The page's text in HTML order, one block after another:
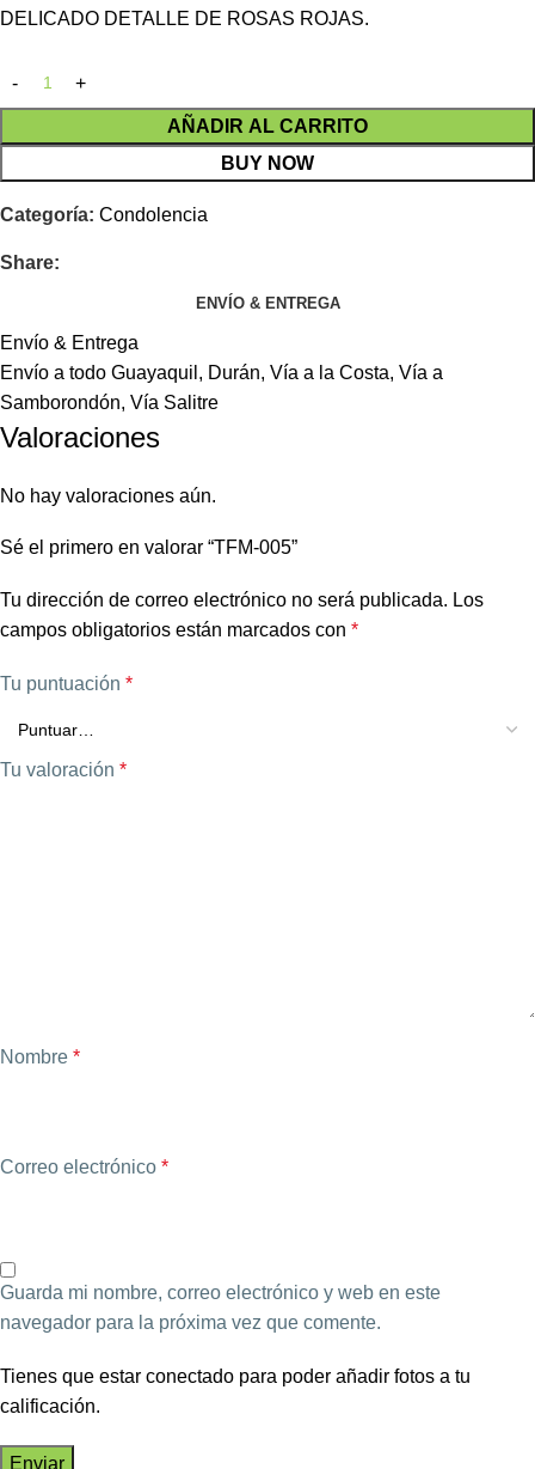
DELICADO DETALLE DE ROSAS ROJAS.
AÑADIR AL CARRITO
BUY NOW
Categoría: Condolencia
Share:
ENVÍO & ENTREGA
Envío & Entrega
Envío a todo Guayaquil, Durán, Vía a la Costa, Vía a
Samborondón, Vía Salitre
Valoraciones
No hay valoraciones aún.
Sé el primero en valorar “TFM-005”
Tu dirección de correo electrónico no será publicada. Los
campos obligatorios están marcados con *
Tu puntuación *
Tu valoración *
Nombre *
Correo electrónico *
Guarda mi nombre, correo electrónico y web en este
navegador para la próxima vez que comente.
Tienes que estar conectado para poder añadir fotos a tu
calificación.